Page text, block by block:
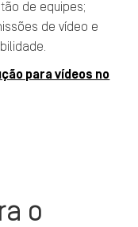
de equipes;
de vídeo e
para vídeos no
o